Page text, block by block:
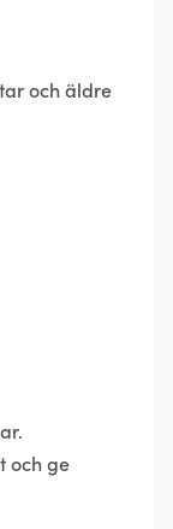
och äldre
och ge